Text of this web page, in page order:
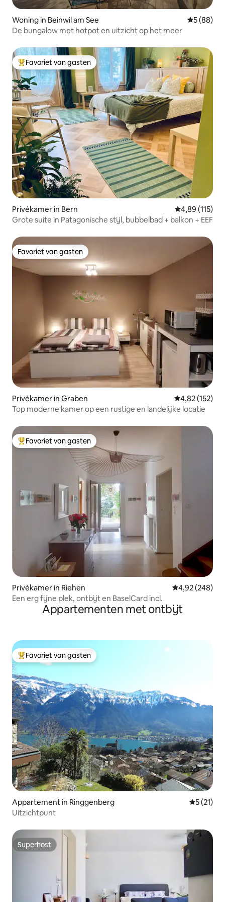
Woning in Beinwil am See
5 (88)
De bungalow met hotpot en uitzicht op het meer
Topfavoriet van gasten
Favoriet van gasten
Privékamer in Bern Gemiddelde
4,89 (115)
Grote suite in Patagonische stijl, bubbelbad + balkon + EEF
Favoriet van gasten
Favoriet van gasten
Privékamer in Graben Gemiddelde
4,82 (152)
Top moderne kamer op een rustige en landelijke locatie
Topfavoriet van gasten
Favoriet van gasten
Privékamer in Riehen Gemiddelde
4,92 (248)
Een erg fijne plek, ontbijt en BaselCard incl.
Appartementen met ontbijt
Topfavoriet van gasten
Favoriet van gasten
Appartement in Ringgenberg
5 (21)
Uitzichtpunt
Superhost
Superhost